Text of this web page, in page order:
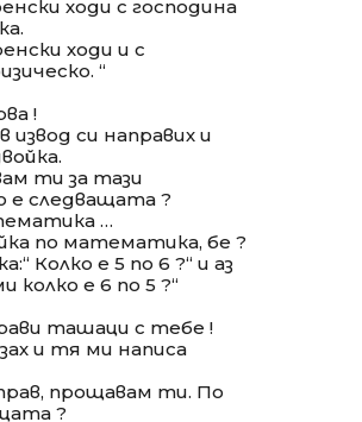
ходи с господина
ходи и с
“
!
извод си направих и
ти за тази
е следващата ?
…
по математика, бе ?
Колко е 5 по 6 ?“ и аз
колко е 6 по 5 ?“
ташаци с тебе !
и тя ми написа
прощавам ти. По
?